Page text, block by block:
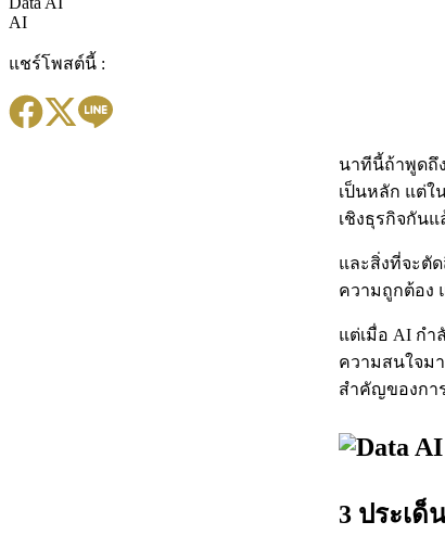
AI
แชร์โพสต์นี้ :
นาทีนี้ถ้าพูดถึ
เป็นหลัก แต่ใ
เชิงธุรกิจกันแ
และสิ่งที่จะตั
ความถูกต้อง
แต่เมื่อ AI กำ
ความสนใจม
สำคัญของกา
3 ประเ